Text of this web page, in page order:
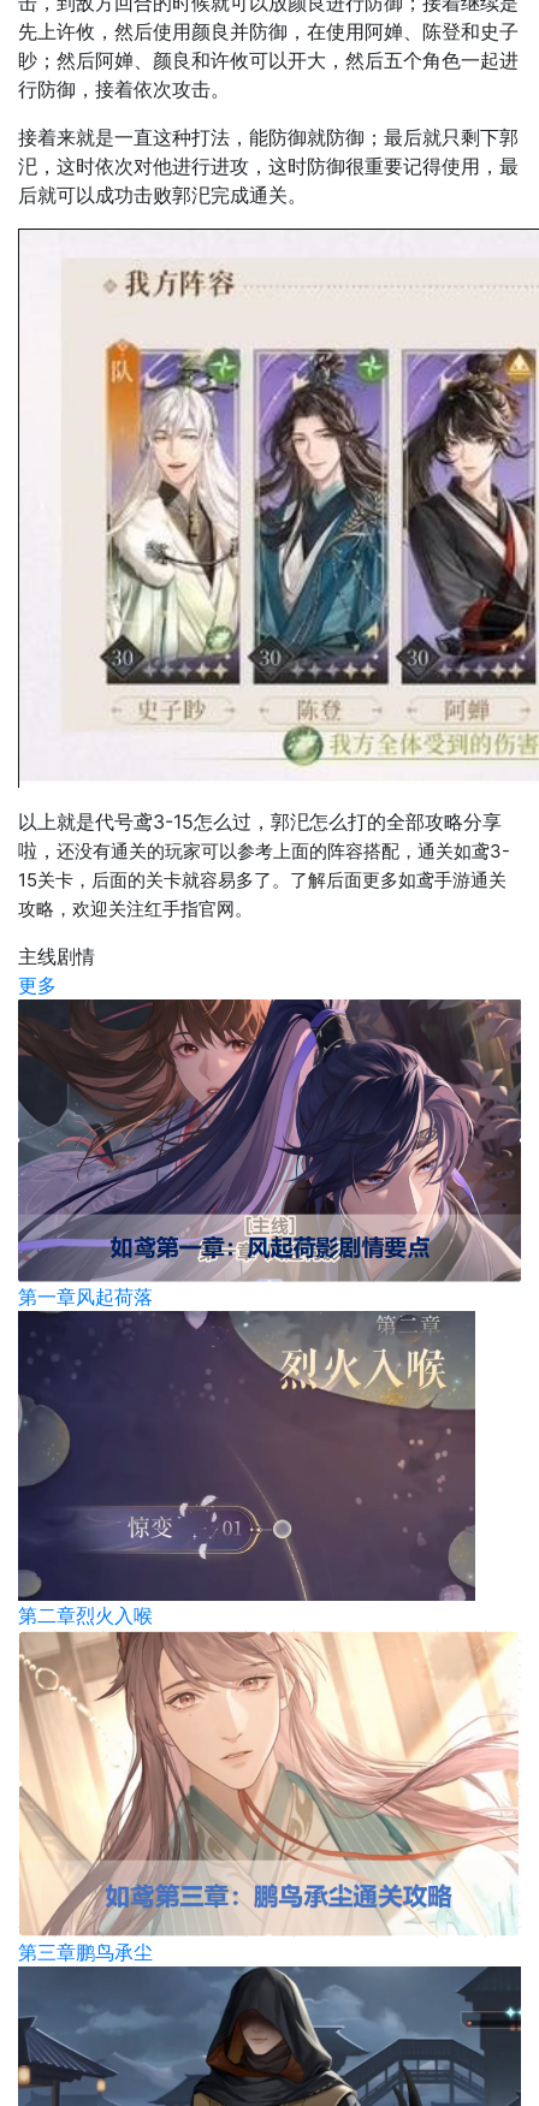
先上许攸，然后使用颜良并防御，在使用阿婵、陈登和史子
眇；然后阿婵、颜良和许攸可以开大，然后五个角色一起进
行防御，接着依次攻击。
接着来就是一直这种打法，能防御就防御；最后就只剩下郭
汜，这时依次对他进行进攻，这时防御很重要记得使用，最
后就可以成功击败郭汜完成通关。
以上就是代号鸢3-15怎么过，郭汜怎么打的全部攻略分享
啦， 还没有通关的玩家可以参考上面的阵容搭配，通关如鸢3-
15关卡，后面的关卡就容易多了。了解后面更多如鸢手游通关
攻略，欢迎关注红手指官网。
主线剧情
更多
第一章风起荷落
第二章烈火入喉
第三章鹏鸟承尘